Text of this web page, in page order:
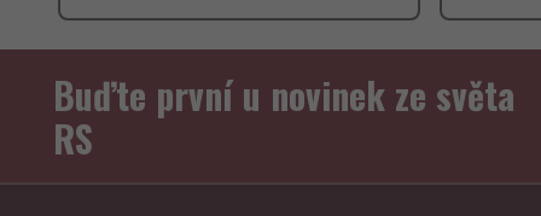
Buďte první u novinek ze světa
RS